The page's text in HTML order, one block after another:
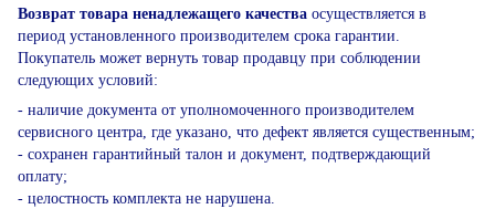
Возврат товара ненадлежащего качества осуществляется в
период установленного производителем срока гарантии.
Покупатель может вернуть товар продавцу при соблюдении
следующих условий:
- наличие документа от уполномоченного производителем
сервисного центра, где указано, что дефект является существенным;
- сохранен гарантийный талон и документ, подтверждающий
оплату;
- целостность комплекта не нарушена.